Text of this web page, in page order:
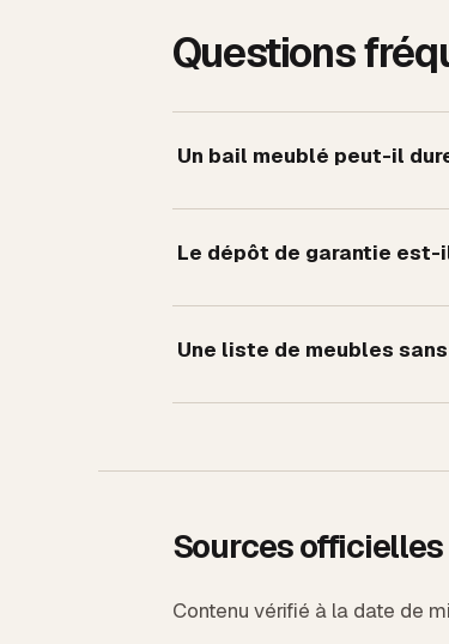
Questions
Un bail meublé peut-il
Le dépôt de garantie
Une liste de meubles
Sources officielles
Contenu vérifié à la date de